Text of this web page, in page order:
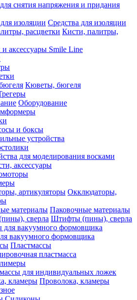
снятия напряжения и придания
Средства для изоляции
Кисти, палитры,
аксессуары Smile Line
Кюветы, бюгеля
Оборудование
и боксы
устройства
для моделирования восками
аксессуары
Окклюдаторы,
Паковочные материалы
Штифты (пины), сверла
вакуумного формовщика
Пластмассы
пластмасса
для индивидуальных ложек
Проволока, кламеры